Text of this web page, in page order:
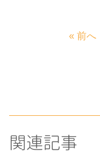
« 前へ
関連記事